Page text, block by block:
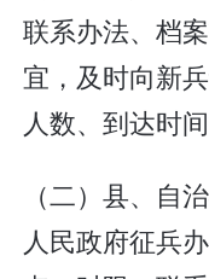
联系办法、档
宜，及时向新
人数、到达时
（二）县、自
人民政府征兵